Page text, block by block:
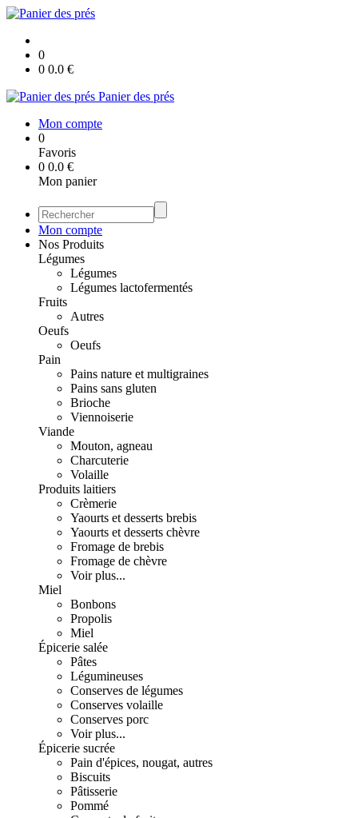
0
0 0.0 €
Panier des prés
Mon compte
0
Favoris
0 0.0 €
Mon panier
Mon compte
Nos Produits
Légumes
Légumes
Légumes lactofermentés
Fruits
Autres
Oeufs
Oeufs
Pain
Pains nature et multigraines
Pains sans gluten
Brioche
Viennoiserie
Viande
Mouton, agneau
Charcuterie
Volaille
Produits laitiers
Crèmerie
Yaourts et desserts brebis
Yaourts et desserts chèvre
Fromage de brebis
Fromage de chèvre
Voir plus...
Miel
Bonbons
Propolis
Miel
Épicerie salée
Pâtes
Légumineuses
Conserves de légumes
Conserves volaille
Conserves porc
Voir plus...
Épicerie sucrée
Pain d'épices, nougat, autres
Biscuits
Pâtisserie
Pommé